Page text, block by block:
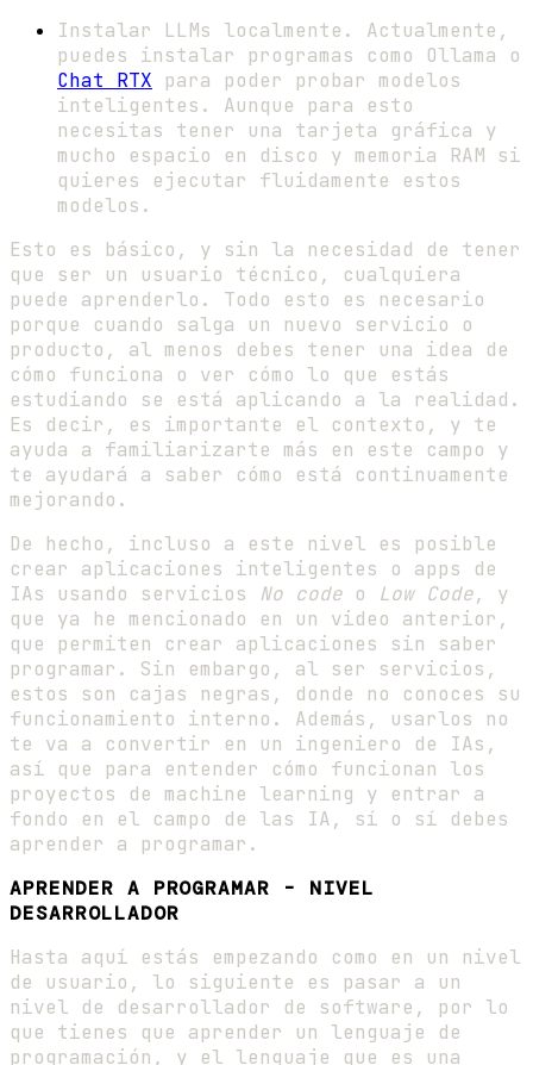
Instalar LLMs localmente. Actualmente,
puedes instalar programas como Ollama o
Chat RTX para poder probar modelos
inteligentes. Aunque para esto
necesitas tener una tarjeta gráfica y
mucho espacio en disco y memoria RAM si
quieres ejecutar fluidamente estos
modelos.
Esto es básico, y sin la necesidad de tener
que ser un usuario técnico, cualquiera
puede aprenderlo. Todo esto es necesario
porque cuando salga un nuevo servicio o
producto, al menos debes tener una idea de
cómo funciona o ver cómo lo que estás
estudiando se está aplicando a la realidad.
Es decir, es importante el contexto, y te
ayuda a familiarizarte más en este campo y
te ayudará a saber cómo está continuamente
mejorando.
De hecho, incluso a este nivel es posible
crear aplicaciones inteligentes o apps de
IAs usando servicios No code o Low Code, y
que ya he mencionado en un video anterior,
que permiten crear aplicaciones sin saber
programar. Sin embargo, al ser servicios,
estos son cajas negras, donde no conoces su
funcionamiento interno. Además, usarlos no
te va a convertir en un ingeniero de IAs,
así que para entender cómo funcionan los
proyectos de machine learning y entrar a
fondo en el campo de las IA, sí o sí debes
aprender a programar.
APRENDER A PROGRAMAR - NIVEL
DESARROLLADOR
Hasta aquí estás empezando como en un nivel
de usuario, lo siguiente es pasar a un
nivel de desarrollador de software, por lo
que tienes que aprender un lenguaje de
programación, y el lenguaje que es una